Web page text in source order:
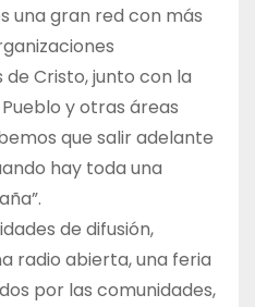
una gran red con más
Cristo, junto con la
y otras áreas
que salir adelante
hay toda una
de difusión,
radio abierta, una feria
por las comunidades,